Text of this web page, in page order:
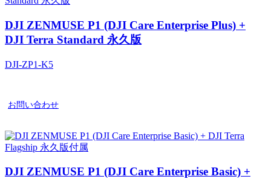
DJI ZENMUSE P1 (DJI Care Enterprise Plus) +
DJI Terra Standard 永久版
DJI-ZP1-K5
お問い合わせ
DJI ZENMUSE P1 (DJI Care Enterprise Basic) +